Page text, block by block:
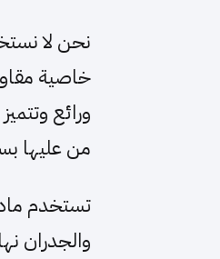
نحن لا
خاصية
ورائع
من عليها
تستخدم
والجدران